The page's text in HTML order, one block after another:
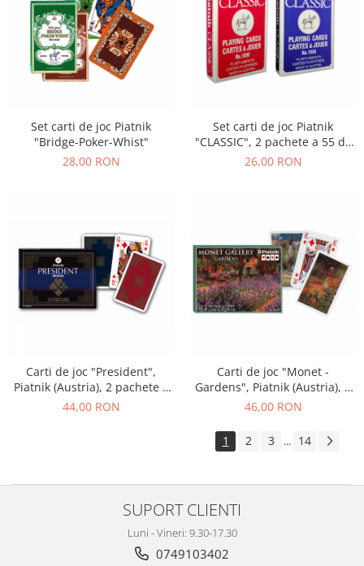
Set carti de joc Piatnik
"Bridge-Poker-Whist"
28,00 RON
Set carti de joc Piatnik
"CLASSIC", 2 pachete a 55 de
carti, unul rosu, celalalt
26,00 RON
Carti de joc "President",
Piatnik (Austria), 2 pachete a
52 de carti + 3 jokeri
44,00 RON
Carti de joc "Monet -
Gardens", Piatnik (Austria), 2
pachete in cutie de lux
46,00 RON
1 2 3 ... 14
SUPORT CLIENTI
Luni - Vineri: 9.30-17.30
0749103402